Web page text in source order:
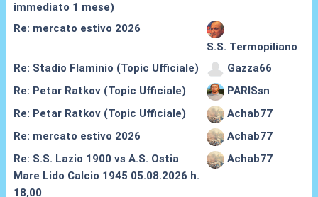
immediato 1 mese)
Re: mercato estivo 2026
S.S. Termopiliano
Re: Stadio Flaminio (Topic Ufficiale)
Gazza66
Re: Petar Ratkov (Topic Ufficiale)
PARISsn
Re: Petar Ratkov (Topic Ufficiale)
Achab77
Re: mercato estivo 2026
Achab77
Re: S.S. Lazio 1900 vs A.S. Ostia
Mare Lido Calcio 1945 05.08.2026 h.
18,00
Achab77